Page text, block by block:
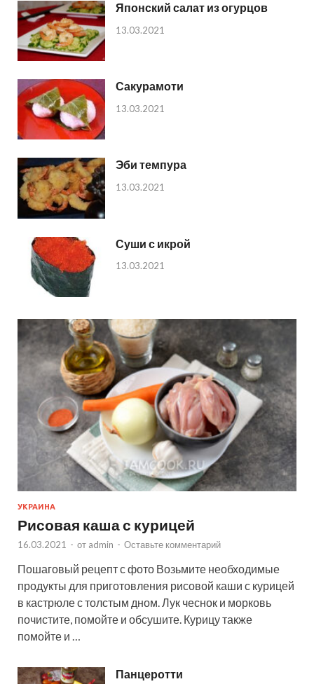
Японский салат из огурцов
13.03.2021
Сакурамоти
13.03.2021
Эби темпура
13.03.2021
Суши с икрой
13.03.2021
УКРАИНА
Рисовая каша с курицей
16.03.2021 - от admin - Оставьте комментарий
Пошаговый рецепт с фото Возьмите необходимые
продукты для приготовления рисовой каши с курицей
в кастрюле с толстым дном. Лук чеснок и морковь
почистите, помойте и обсушите. Курицу также
помойте и …
Панцеротти